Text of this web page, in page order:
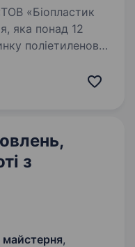
яка понад 12
поліетиленової
пакети; стрейч-
з
майстерня,